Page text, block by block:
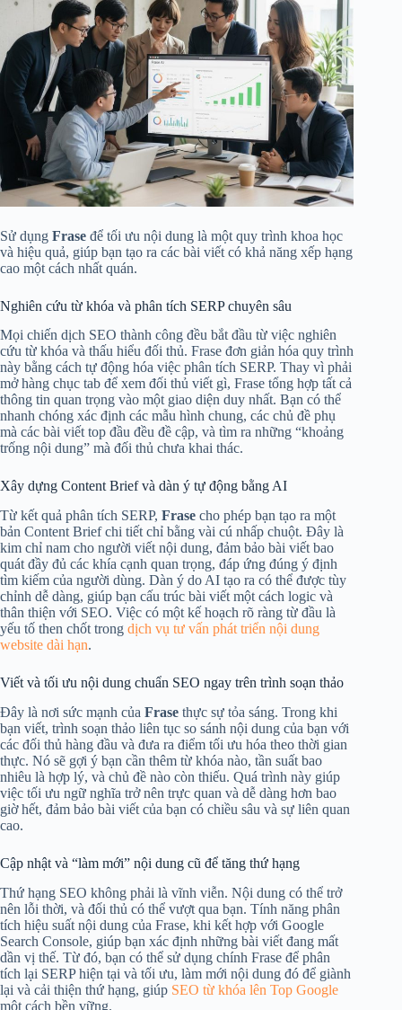
Sử dụng Frase để tối ưu nội dung là một quy trình khoa học
và hiệu quả, giúp bạn tạo ra các bài viết có khả năng xếp hạng
cao một cách nhất quán.
Nghiên cứu từ khóa và phân tích SERP chuyên sâu
Mọi chiến dịch SEO thành công đều bắt đầu từ việc nghiên
cứu từ khóa và thấu hiểu đối thủ. Frase đơn giản hóa quy trình
này bằng cách tự động hóa việc phân tích SERP. Thay vì phải
mở hàng chục tab để xem đối thủ viết gì, Frase tổng hợp tất cả
thông tin quan trọng vào một giao diện duy nhất. Bạn có thể
nhanh chóng xác định các mẫu hình chung, các chủ đề phụ
mà các bài viết top đầu đều đề cập, và tìm ra những “khoảng
trống nội dung” mà đối thủ chưa khai thác.
Xây dựng Content Brief và dàn ý tự động bằng AI
Từ kết quả phân tích SERP, Frase cho phép bạn tạo ra một
bản Content Brief chi tiết chỉ bằng vài cú nhấp chuột. Đây là
kim chỉ nam cho người viết nội dung, đảm bảo bài viết bao
quát đầy đủ các khía cạnh quan trọng, đáp ứng đúng ý định
tìm kiếm của người dùng. Dàn ý do AI tạo ra có thể được tùy
chỉnh dễ dàng, giúp bạn cấu trúc bài viết một cách logic và
thân thiện với SEO. Việc có một kế hoạch rõ ràng từ đầu là
yếu tố then chốt trong dịch vụ tư vấn phát triển nội dung
website dài hạn.
Viết và tối ưu nội dung chuẩn SEO ngay trên trình soạn thảo
Đây là nơi sức mạnh của Frase thực sự tỏa sáng. Trong khi
bạn viết, trình soạn thảo liên tục so sánh nội dung của bạn với
các đối thủ hàng đầu và đưa ra điểm tối ưu hóa theo thời gian
thực. Nó sẽ gợi ý bạn cần thêm từ khóa nào, tần suất bao
nhiêu là hợp lý, và chủ đề nào còn thiếu. Quá trình này giúp
việc tối ưu ngữ nghĩa trở nên trực quan và dễ dàng hơn bao
giờ hết, đảm bảo bài viết của bạn có chiều sâu và sự liên quan
cao.
Cập nhật và “làm mới” nội dung cũ để tăng thứ hạng
Thứ hạng SEO không phải là vĩnh viễn. Nội dung có thể trở
nên lỗi thời, và đối thủ có thể vượt qua bạn. Tính năng phân
tích hiệu suất nội dung của Frase, khi kết hợp với Google
Search Console, giúp bạn xác định những bài viết đang mất
dần vị thế. Từ đó, bạn có thể sử dụng chính Frase để phân
tích lại SERP hiện tại và tối ưu, làm mới nội dung đó để giành
lại và cải thiện thứ hạng, giúp SEO từ khóa lên Top Google
một cách bền vững.